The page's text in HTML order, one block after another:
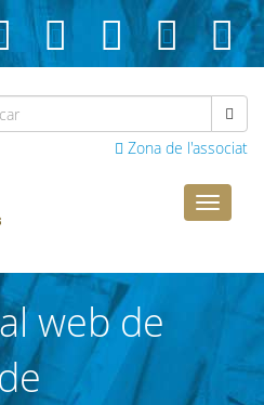
Zona de l'associat
Lloret
web de